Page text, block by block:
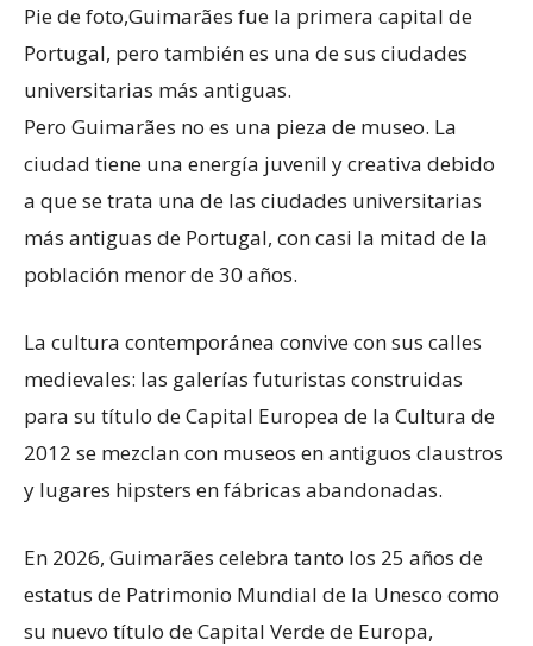
Pie de foto,Guimarães fue la primera capital de
Portugal, pero también es una de sus ciudades
universitarias más antiguas.
Pero Guimarães no es una pieza de museo. La
ciudad tiene una energía juvenil y creativa debido
a que se trata una de las ciudades universitarias
más antiguas de Portugal, con casi la mitad de la
población menor de 30 años.
La cultura contemporánea convive con sus calles
medievales: las galerías futuristas construidas
para su título de Capital Europea de la Cultura de
2012 se mezclan con museos en antiguos claustros
y lugares hipsters en fábricas abandonadas.
En 2026, Guimarães celebra tanto los 25 años de
estatus de Patrimonio Mundial de la Unesco como
su nuevo título de Capital Verde de Europa,